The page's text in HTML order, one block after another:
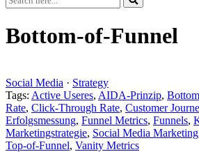
Bottom-of-Funnel
Social Media · Strategy
Tags: Active Useres, AIDA-Prinzip,
Rate, Click-Through Rate, Customer
Erfolgsmessung, Funnel Metrics, Funnels,
Marketingstrategie, Social Media Marketing
Top-of-Funnel, Vanity Metrics